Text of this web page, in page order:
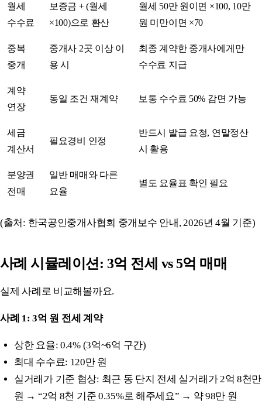
월세
수수료
보증금 + (월세
×100)으로 환산
월세 50만 원이면 ×100, 10만
원 미만이면 ×70
중복
중개
중개사 2곳 이상 이
용 시
최종 계약한 중개사에게만
수수료 지급
계약
연장
동일 조건 재계약 보통 수수료 50% 감면 가능
세금
계산서
필요경비 인정
반드시 발급 요청, 연말정산
시 활용
분양권
전매
일반 매매와 다른
요율
별도 요율표 확인 필요
(출처: 한국공인중개사협회 중개보수 안내, 2026년 4월 기준)
사례 시뮬레이션: 3억 전세 vs 5억 매매
실제 사례로 비교해볼까요.
사례 1: 3억 원 전세 계약
상한 요율: 0.4% (3억~6억 구간)
최대 수수료: 120만 원
실거래가 기준 협상: 최근 동 단지 전세 실거래가 2억 8천만
원 → “2억 8천 기준 0.35%로 해주세요” → 약 98만 원